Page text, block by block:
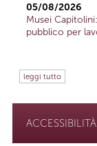
05/08/2026
Musei
pubblico per
leggi tutto
ACCESSIBILITÀ